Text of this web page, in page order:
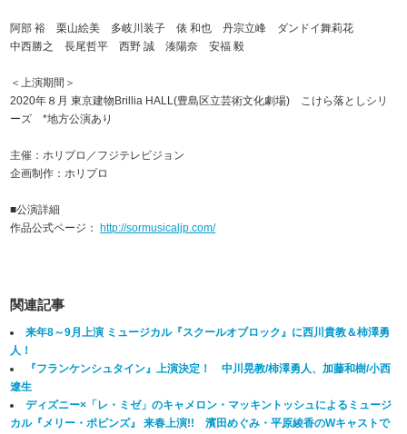
阿部 裕 栗山絵美 多岐川装子 俵 和也 丹宗立峰 ダンドイ舞莉花
中西勝之 長尾哲平 西野 誠 湊陽奈 安福 毅
＜上演期間＞
2020年８月 東京建物Brillia HALL(豊島区立芸術文化劇場) こけら落としシリ
ーズ *地方公演あり
主催：ホリプロ／フジテレビジョン
企画制作：ホリプロ
■公演詳細
作品公式ページ： http://sormusicaljp.com/
関連記事
来年8～9月上演 ミュージカル『スクールオブロック』に西川貴教＆柿澤勇
人！
『フランケンシュタイン』上演決定！ 中川晃教/柿澤勇人、加藤和樹/小西
遼生
ディズニー×「レ・ミゼ」のキャメロン・マッキントッシュによるミュージ
カル『メリー・ポピンズ』 来春上演!! 濱田めぐみ・平原綾香のWキャストで